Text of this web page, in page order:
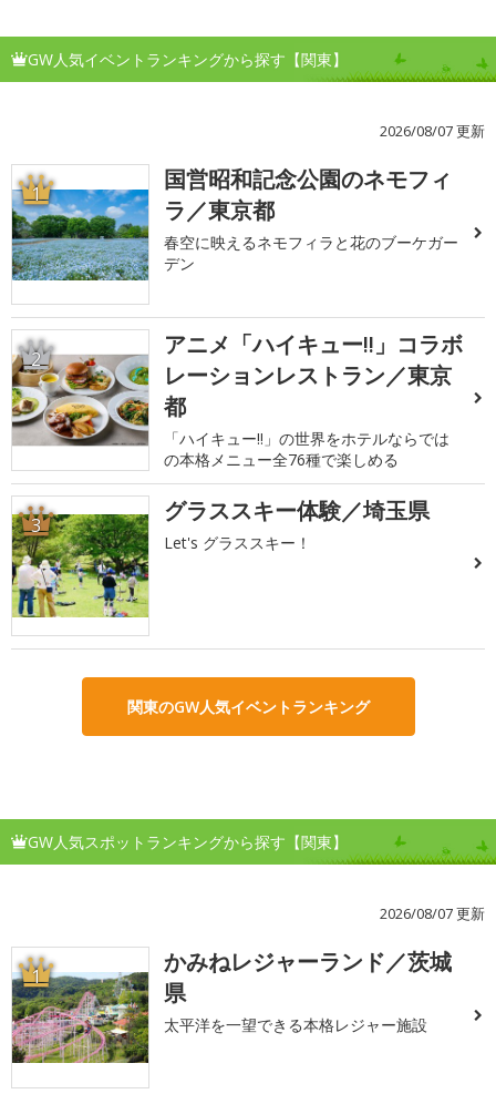
GW人気イベントランキングから探す【関東】
2026/08/07 更新
1
国営昭和記念公園のネモフィ
ラ／東京都
春空に映えるネモフィラと花のブーケガー
デン
2
アニメ「ハイキュー!!」コラボ
レーションレストラン／東京
都
「ハイキュー!!」の世界をホテルならでは
の本格メニュー全76種で楽しめる
3 グラススキー体験／埼玉県
Let's グラススキー！
関東のGW人気イベントランキング
GW人気スポットランキングから探す【関東】
2026/08/07 更新
1
かみねレジャーランド／茨城
県
太平洋を一望できる本格レジャー施設